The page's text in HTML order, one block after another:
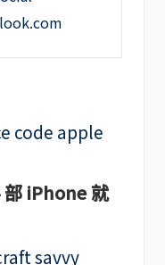
部 iPhone 就